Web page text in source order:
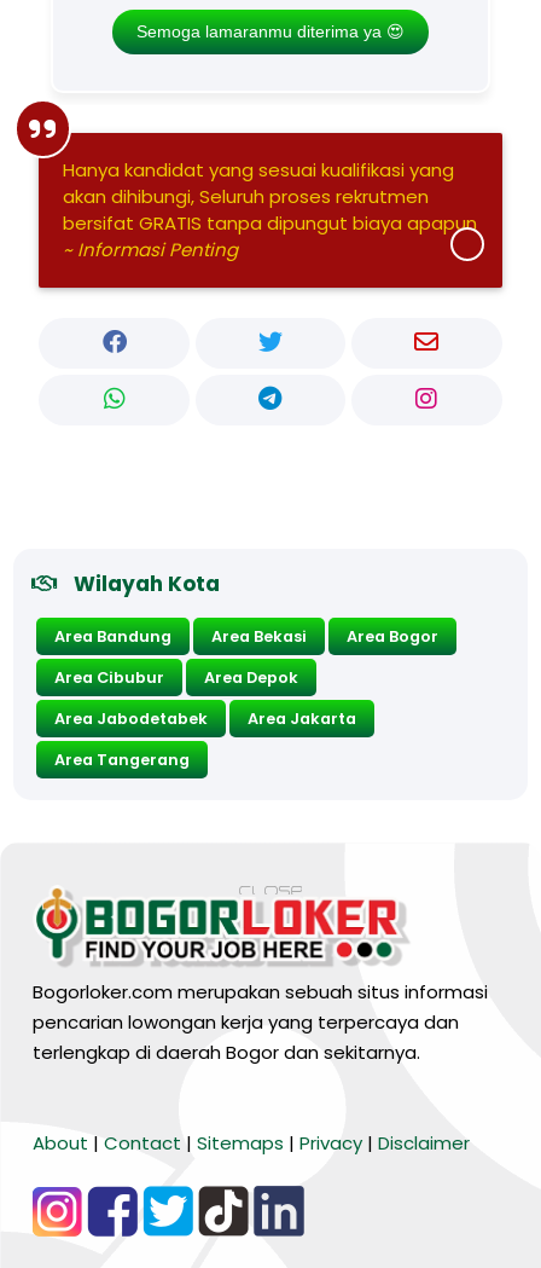
Semoga lamaranmu diterima ya 😍
Hanya kandidat yang sesuai kualifikasi yang
akan dihibungi, Seluruh proses rekrutmen
bersifat GRATIS tanpa dipungut biaya apapun
~ Informasi Penting
Wilayah Kota
Area Bandung Area Bekasi
Area Bogor
Area Cibubur
Area Depok
Area Jabodetabek
Area Jakarta
Area Tangerang
Bogorloker.com merupakan sebuah situs informasi
pencarian lowongan kerja yang terpercaya dan
terlengkap di daerah Bogor dan sekitarnya.
About | Contact | Sitemaps | Privacy | Disclaimer